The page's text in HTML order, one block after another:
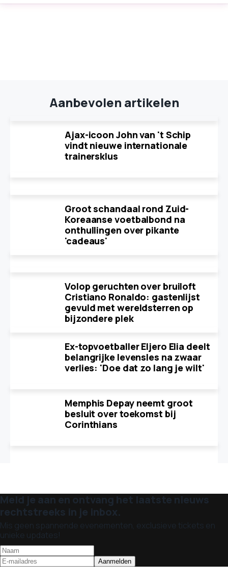
Aanbevolen artikelen
Ajax-icoon John van 't Schip
vindt nieuwe internationale
trainersklus
Groot schandaal rond Zuid-
Koreaanse voetbalbond na
onthullingen over pikante
'cadeaus'
Volop geruchten over bruiloft
Cristiano Ronaldo: gastenlijst
gevuld met wereldsterren op
bijzondere plek
Ex-topvoetballer Eljero Elia deelt
belangrijke levensles na zwaar
verlies: 'Doe dat zo lang je wilt'
Memphis Depay neemt groot
besluit over toekomst bij
Corinthians
Meld je aan en ontvang het laatste nieuws
rechtstreeks in je inbox.
Mis geen spannende evenementen, exclusieve tickets en
unieke updates!